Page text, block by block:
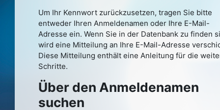
Um Ihr Kennwort zurückzusetzen, tragen Sie bitte
entweder Ihren Anmeldenamen oder Ihre E-Mail-
Adresse ein. Wenn Sie in der Datenbank zu finden
wird eine Mitteilung an Ihre E-Mail-Adresse
Diese Mitteilung enthält eine Anleitung für die
Schritte.
Über den Anmeldenamen suchen
Über den Anmeldenamen
suchen